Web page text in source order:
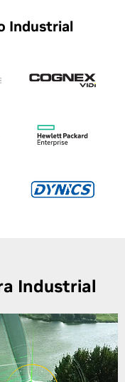
Industrial
Industrial